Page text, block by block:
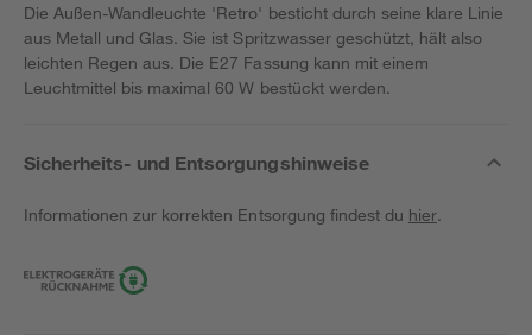
Die Außen-Wandleuchte 'Retro' besticht durch seine klare Linie
aus Metall und Glas. Sie ist Spritzwasser geschützt, hält also
leichten Regen aus. Die E27 Fassung kann mit einem
Leuchtmittel bis maximal 60 W bestückt werden.
Sicherheits- und Entsorgungshinweise
Informationen zur korrekten Entsorgung findest du hier.